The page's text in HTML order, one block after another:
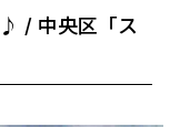
/ 中央区「ス